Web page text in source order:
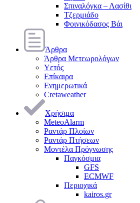
Σπιναλόγκα – Λασίθι
Τζερμιάδο
Φοινικόδασος Βάι
Άρθρα
Άρθρα Μετεωρολόγων
Υετός
Επίκαιρα
Ενημερωτικά
Cretaweather
Χρήσιμα
MeteoAlarm
Ραντάρ Πλοίων
Ραντάρ Πτήσεων
Μοντέλα Πρόγνωσης
Παγκόσμια
GFS
ECMWF
Περιοχικά
kairos.gr